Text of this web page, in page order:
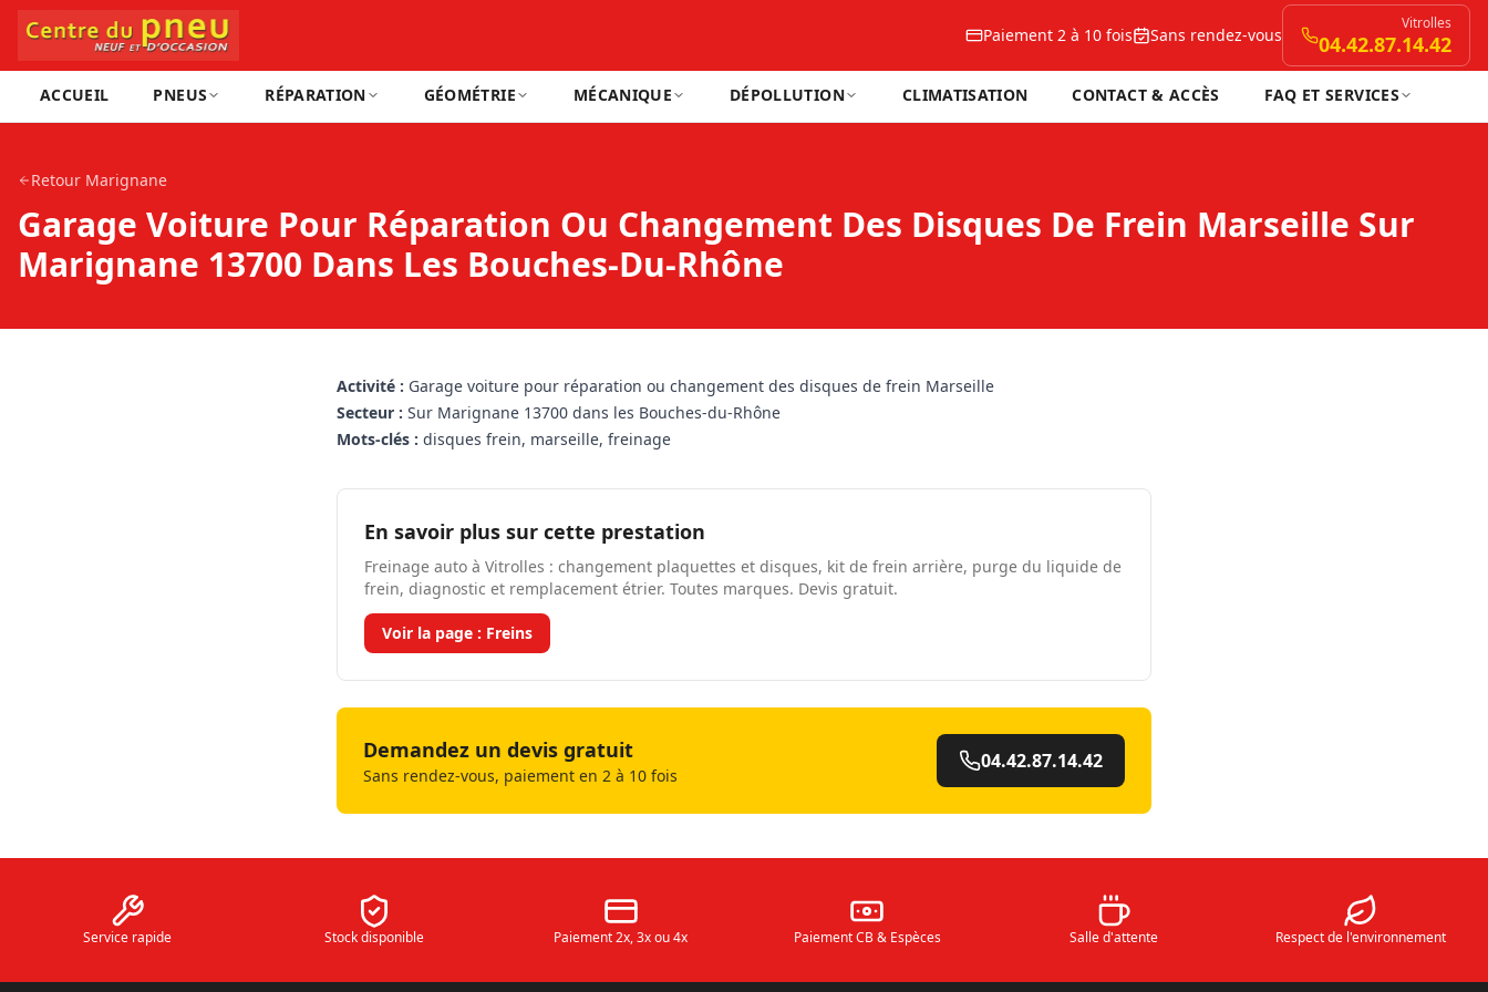
Paiement 2 à 10 fois Sans rendez-vous
Vitrolles
04.42.87.14.42
ACCUEIL PNEUS RÉPARATION GÉOMÉTRIE MÉCANIQUE DÉPOLLUTION CLIMATISATION CONTACT & ACCÈS FAQ ET SERVICES
Retour Marignane
Garage Voiture Pour Réparation Ou Changement Des Disques De Frein Marseille Sur
Marignane 13700 Dans Les Bouches-Du-Rhône
Activité : Garage voiture pour réparation ou changement des disques de frein Marseille
Secteur : Sur Marignane 13700 dans les Bouches-du-Rhône
Mots-clés : disques frein, marseille, freinage
En savoir plus sur cette prestation
Freinage auto à Vitrolles : changement plaquettes et disques, kit de frein arrière, purge du liquide de
frein, diagnostic et remplacement étrier. Toutes marques. Devis gratuit.
Voir la page : Freins
Demandez un devis gratuit
Sans rendez-vous, paiement en 2 à 10 fois
04.42.87.14.42
Service rapide Stock disponible Paiement 2x, 3x ou 4x Paiement CB & Espèces Salle d'attente Respect de l'environnement